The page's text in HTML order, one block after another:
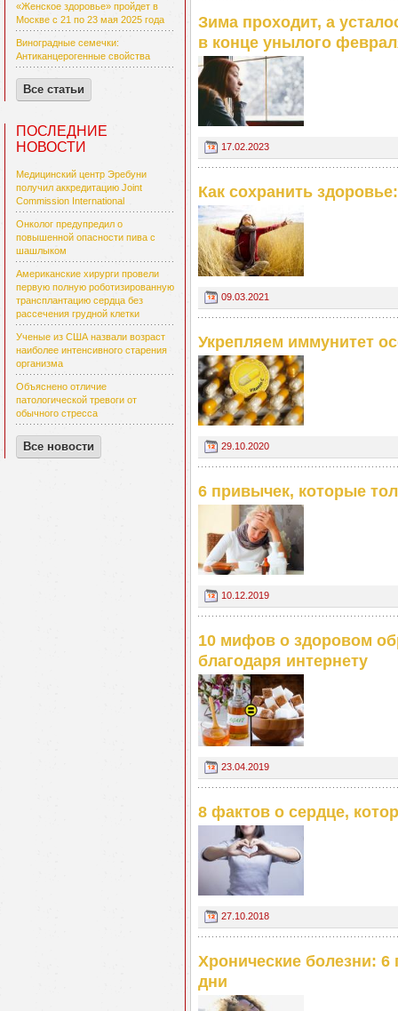
«Женское здоровье» пройдет в
Москве с 21 по 23 мая 2025 года
Виноградные семечки:
Антиканцерогенные свойства
Все статьи
ПОСЛЕДНИЕ
НОВОСТИ
Медицинский центр Эребуни
получил аккредитацию Joint
Commission International
Онколог предупредил о
повышенной опасности пива с
шашлыком
Американские хирурги провели
первую полную роботизированную
трансплантацию сердца без
рассечения грудной клетки
Ученые из США назвали возраст
наиболее интенсивного старения
организма
Объяснено отличие
патологической тревоги от
обычного стресса
Все новости
Зима проходит, а
в конце унылого
17.02.2023
Как сохранить
09.03.2021
Укрепляем иммунитет
29.10.2020
6 привычек, которые
10.12.2019
10 мифов о здоровом
благодаря интернету
23.04.2019
8 фактов о сердце,
27.10.2018
Хронические болезни:
дни